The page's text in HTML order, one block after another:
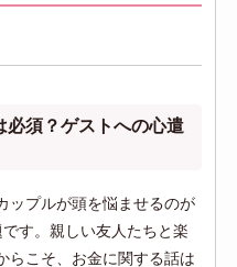
必須？ゲストへの心遣
ップルが頭を悩ませるのが
す。親しい友人たちと楽
らこそ、お金に関する話は